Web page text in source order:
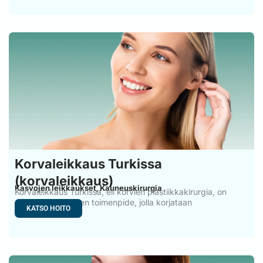
Korvaleikkaus Turkissa
(korvaleikkaus)
Kasvojen leikkaukset,Kauneuskirurgia
Korvaleikkaus Turkissa, eli korvien plastiikkakirurgia, on
plastiikkakirurginen toimenpide, jolla korjataan
KATSO HOITO